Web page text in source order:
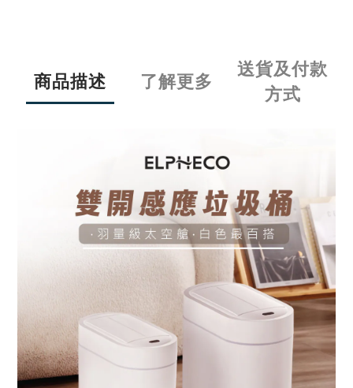
商品描述 了解更多
送貨及付款
方式